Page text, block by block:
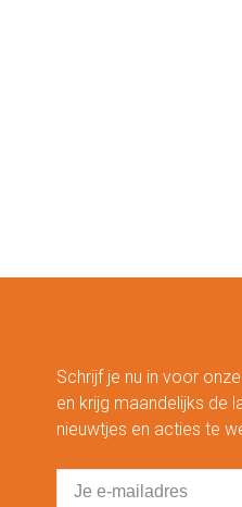
Schrijf je nu in voor
en krijg maandelijks de
nieuwtjes en acties te